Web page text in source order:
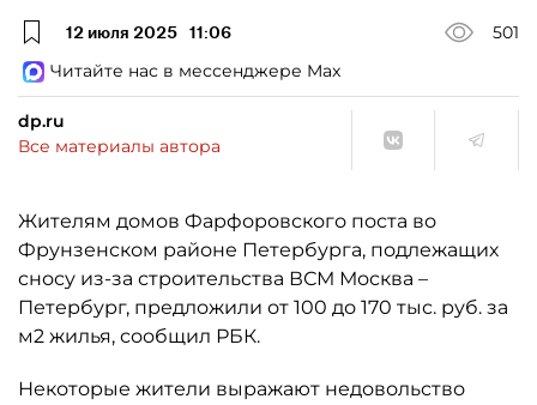
12 июля 2025 11:06
501
Читайте нас в мессенджере Max
dp.ru
Все материалы автора
Жителям домов Фарфоровского поста во
Фрунзенском районе Петербурга, подлежащих
сносу из-за строительства ВСМ Москва –
Петербург, предложили от 100 до 170 тыс. руб. за
м2 жилья, сообщил РБК.
Некоторые жители выражают недовольство